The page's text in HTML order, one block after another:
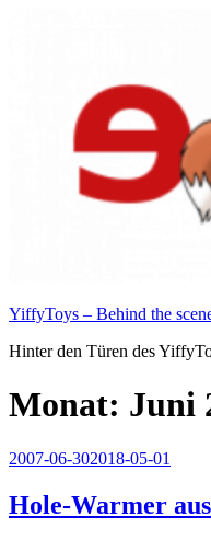
YiffyToys – Behind the
Hinter den Türen des
Monat: Juni
Veröffentlicht
2007-06-302018-05-01
Hole-Warmer